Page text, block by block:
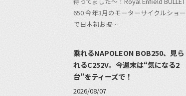
650 今年3月のモーターサイクルショー
で日本初お披…
乗れるNAPOLEON BOB250、見ら
れるC252V。今週末は“気になる2
台”をティーズで！
2026/08/07